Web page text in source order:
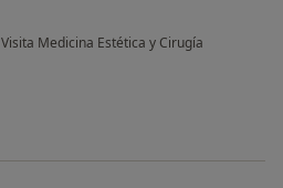
Visita Medicina Estética y Cirugía